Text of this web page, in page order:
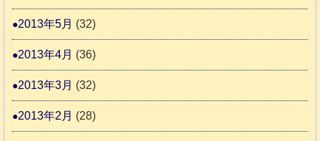
2013年5月 (32)
2013年4月 (36)
2013年3月 (32)
2013年2月 (28)